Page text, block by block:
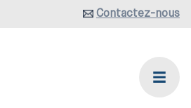
Contactez-nous